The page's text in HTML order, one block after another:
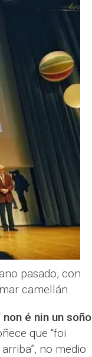
pasado, con
camellán.
é nin un soño
que “foi
no medio